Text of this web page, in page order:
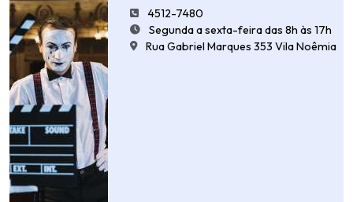
4512-7480
Segunda a sexta-feira das 8h às 17h
Rua Gabriel Marques 353 Vila Noêmia